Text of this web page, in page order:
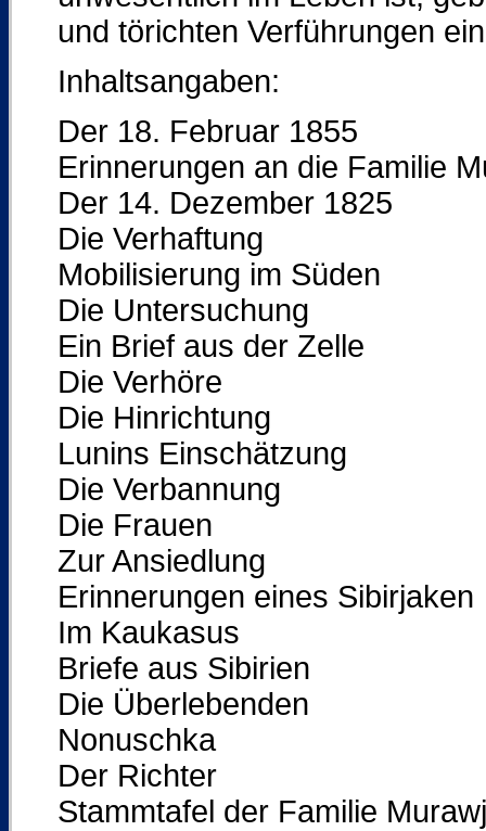
und törichten Verführungen
Inhaltsangaben:
Der 18. Februar 1855
Erinnerungen an die Familie
Der 14. Dezember 1825
Die Verhaftung
Mobilisierung im Süden
Die Untersuchung
Ein Brief aus der Zelle
Die Verhöre
Die Hinrichtung
Lunins Einschätzung
Die Verbannung
Die Frauen
Zur Ansiedlung
Erinnerungen eines Sibirjaken
Im Kaukasus
Briefe aus Sibirien
Die Überlebenden
Nonuschka
Der Richter
Stammtafel der Familie